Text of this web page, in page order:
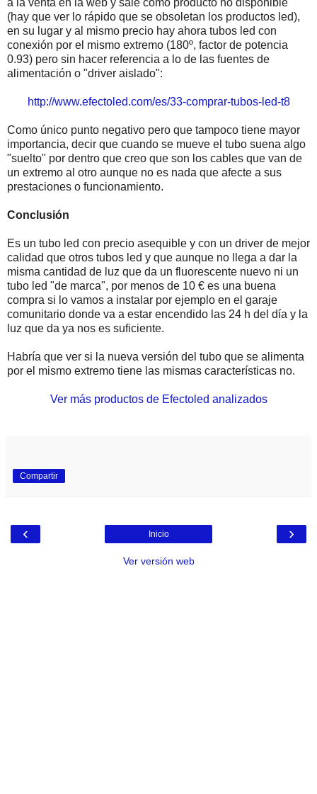
a la venta en la web y sale como producto no disponible
(hay que ver lo rápido que se obsoletan los productos led),
en su lugar y al mismo precio hay ahora tubos led con
conexión por el mismo extremo (180º, factor de potencia
0.93) pero sin hacer referencia a lo de las fuentes de
alimentación o "driver aislado":
http://www.efectoled.com/es/33-comprar-tubos-led-t8
Como único punto negativo pero que tampoco tiene mayor
importancia, decir que cuando se mueve el tubo suena algo
"suelto" por dentro que creo que son los cables que van de
un extremo al otro aunque no es nada que afecte a sus
prestaciones o funcionamiento.
Conclusión
Es un tubo led con precio asequible y con un driver de mejor
calidad que otros tubos led y que aunque no llega a dar la
misma cantidad de luz que da un fluorescente nuevo ni un
tubo led "de marca", por menos de 10 € es una buena
compra si lo vamos a instalar por ejemplo en el garaje
comunitario donde va a estar encendido las 24 h del día y la
luz que da ya nos es suficiente.
Habría que ver si la nueva versión del tubo que se alimenta
por el mismo extremo tiene las mismas características no.
Ver más productos de Efectoled analizados
Compartir
‹ ›
Inicio
Ver versión web